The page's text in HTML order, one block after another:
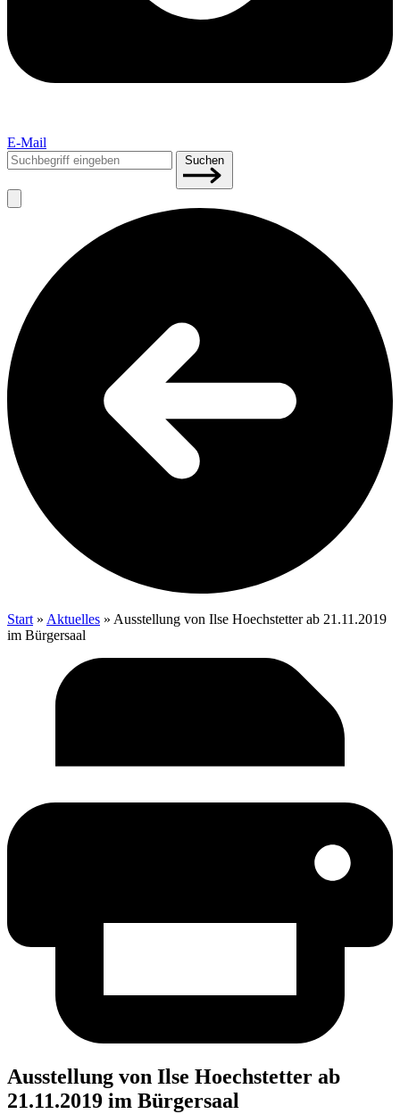
E-Mail
Suchen
nach:
Suchen
Start » Aktu­el­les » Aus­stel­lung von Ilse Hoech­stet­ter ab 21.11.2019
im Bürgersaal
Aus­stel­lung von Ilse Hoech­stet­ter ab
21.11.2019 im Bürgersaal